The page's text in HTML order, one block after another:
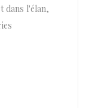
dans l'élan,